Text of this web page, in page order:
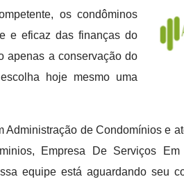
os condôminos
e eficaz das finanças do
apenas a conservação do
hoje mesmo uma
de Condomínios e
Empresa De Serviços Em
equipe está aguardando seu